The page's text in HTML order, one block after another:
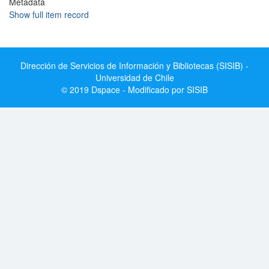
Show full item record
Dirección de Servicios de Información y Bibliotecas (SISIB) -
Universidad de Chile
© 2019 Dspace - Modificado por SISIB